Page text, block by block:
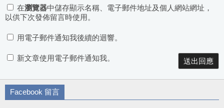
在瀏覽器中儲存顯示名稱、電子郵件地址及個人網站網址，
以供下次發佈留言時使用。
用電子郵件通知我後續的迴響。
新文章使用電子郵件通知我。
Facebook 留言